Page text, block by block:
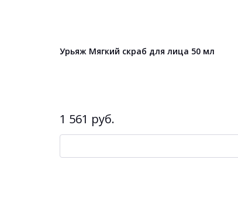
Урьяж Мягкий скраб для лица 50 мл
1 561 руб.